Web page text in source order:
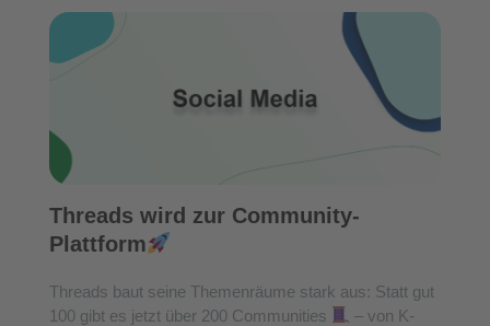
Threads wird zur Community-
Plattform
Threads baut seine Themenräume stark aus: Statt gut
100 gibt es jetzt über 200 Communities
– von K-